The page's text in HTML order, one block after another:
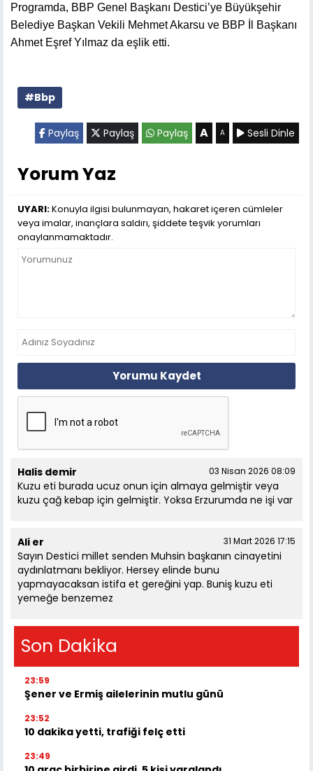
Programda, BBP Genel Başkanı Destici’ye Büyükşehir
Belediye Başkan Vekili Mehmet Akarsu ve BBP İl Başkanı
Ahmet Eşref Yılmaz da eşlik etti.
#Bbp
Paylaş Paylaş Paylaş A A Sesli Dinle
Yorum Yaz
UYARI:Konuyla ilgisi bulunmayan, hakaret içeren cümleler
veya imalar, inançlara saldırı, şiddete teşvik yorumları
onaylanmamaktadır.
Yorumu Kaydet
Halis demir 03 Nisan 2026 08:09
Kuzu eti burada ucuz onun için almaya gelmiştir veya
kuzu çağ kebap için gelmiştir. Yoksa Erzurumda ne işi var
Ali er 31 Mart 2026 17:15
Sayın Destici millet senden Muhsin başkanın cinayetini
aydınlatmanı bekliyor. Hersey elinde bunu
yapmayacaksan istifa et gereğini yap. Buniş kuzu eti
yemeğe benzemez
Son Dakika
23:59
Şener ve Ermiş ailelerinin mutlu günü
23:52
10 dakika yetti, trafiği felç etti
23:49